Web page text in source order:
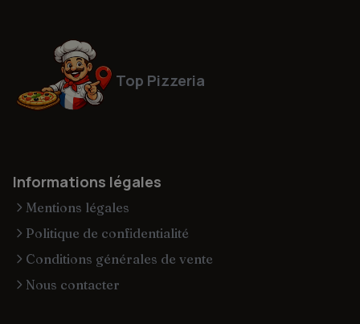
Top Pizzeria
Informations légales
Mentions légales
Politique de confidentialité
Conditions générales de vente
Nous contacter